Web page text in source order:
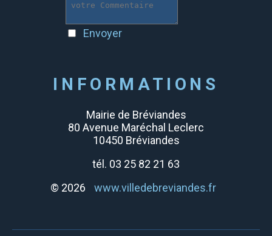
Envoyer
INFORMATIONS
Mairie de Bréviandes
80 Avenue Maréchal Leclerc
10450 Bréviandes
tél. 03 25 82 21 63
© 2026
www.villedebreviandes.fr